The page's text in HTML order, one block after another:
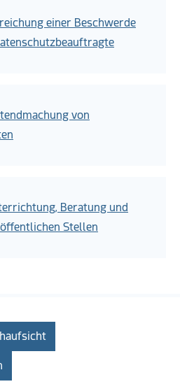
einer Beschwerde
von
Beratung und
Stellen